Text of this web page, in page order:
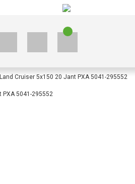
Land Cruiser 5x150 20 Jant PXA 5041-295552